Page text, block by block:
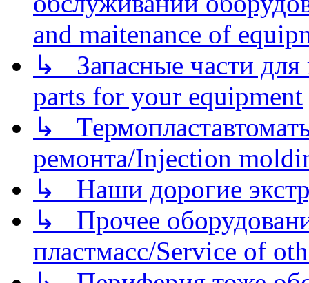
and maitenance of
↳ Запасные части для
parts for your equipment
↳
ремонта/Injection
↳ Наши дорогие
↳ Прочее
пластмасс/Service of